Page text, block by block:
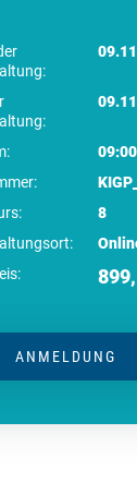
8
ANMELDUNG